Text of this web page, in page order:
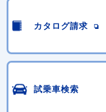
カタログ請求
試乗車検索